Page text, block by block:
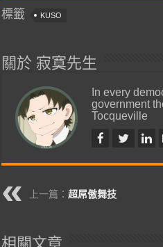
標籤 KUSO
關於 寂寞先生
In every
government
Tocqueville
上一篇：超屌傲舞技
相關文章